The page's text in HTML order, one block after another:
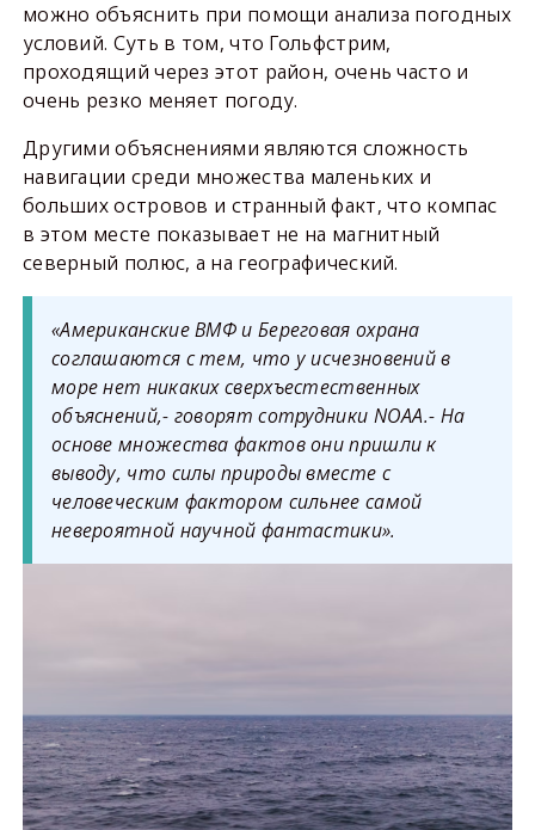
можно объяснить при помощи анализа погодных
условий. Суть в том, что Гольфстрим,
проходящий через этот район, очень часто и
очень резко меняет погоду.
Другими объяснениями являются сложность
навигации среди множества маленьких и
больших островов и странный факт, что компас
в этом месте показывает не на магнитный
северный полюс, а на географический.
«Американские ВМФ и Береговая охрана
соглашаются с тем, что у исчезновений в
море нет никаких сверхъестественных
объяснений,- говорят сотрудники NOAA.- На
основе множества фактов они пришли к
выводу, что силы природы вместе с
человеческим фактором сильнее самой
невероятной научной фантастики».